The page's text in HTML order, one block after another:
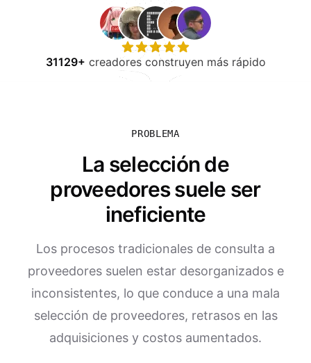
31129+ creadores construyen más rápido
PROBLEMA
La selección de
proveedores suele ser
ineficiente
Los procesos tradicionales de consulta a
proveedores suelen estar desorganizados e
inconsistentes, lo que conduce a una mala
selección de proveedores, retrasos en las
adquisiciones y costos aumentados.